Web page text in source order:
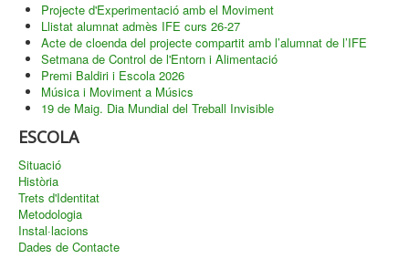
Projecte d'Experimentació amb el Moviment
Llistat alumnat admès IFE curs 26-27
Acte de cloenda del projecte compartit amb l’alumnat de l’IFE
Setmana de Control de l'Entorn i Alimentació
Premi Baldiri i Escola 2026
Música i Moviment a Músics
19 de Maig. Dia Mundial del Treball Invisible
ESCOLA
Situació
Història
Trets d'Identitat
Metodologia
Instal·lacions
Dades de Contacte